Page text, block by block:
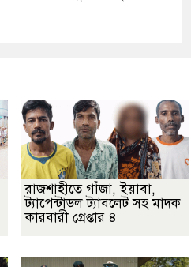
রাজশাহীতে গাঁজা, ইয়াবা,
ট্যাপেন্টাডল ট্যাবলেট সহ মাদক
কারবারী গ্রেপ্তার ৪